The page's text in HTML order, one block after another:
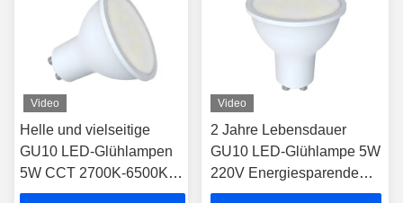
Video
Helle und vielseitige
GU10 LED-Glühlampen
5W CCT 2700K-6500K-
RGB für
Video
2 Jahre Lebensdauer
GU10 LED-Glühlampe 5W
220V Energiesparende
Smart Bulb